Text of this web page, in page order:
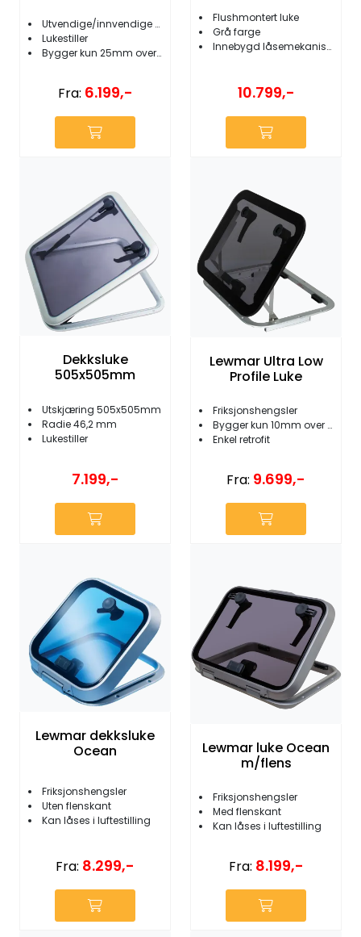
Utvendige/innvendige håndtak
Lukestiller
Bygger kun 25mm over dekk
Fra: 6.199,-
Flushmontert luke
Grå farge
Innebygd låsemekanisme
10.799,-
Dekksluke
505x505mm
Utskjæring 505x505mm
Radie 46,2 mm
Lukestiller
7.199,-
Lewmar Ultra Low
Profile Luke
Friksjonshengsler
Bygger kun 10mm over dekk
Enkel retrofit
Fra: 9.699,-
Lewmar dekksluke
Ocean
Friksjonshengsler
Uten flenskant
Kan låses i luftestilling
Fra: 8.299,-
Lewmar luke Ocean
m/flens
Friksjonshengsler
Med flenskant
Kan låses i luftestilling
Fra: 8.199,-